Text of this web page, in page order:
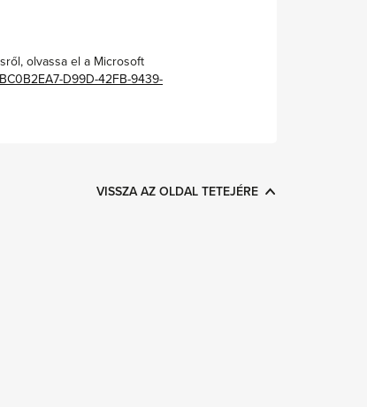
olvassa el a Microsoft
D99D-42FB-9439-
VISSZA AZ OLDAL TETEJÉRE